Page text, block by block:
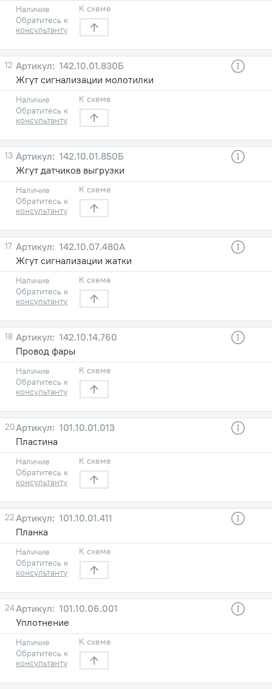
Наличие
Обратитесь к
консультанту
К схеме
12
142.10.01.830Б
Жгут сигнализации молотилки
Наличие
Обратитесь к
консультанту
К схеме
13
142.10.01.850Б
Жгут датчиков выгрузки
Наличие
Обратитесь к
консультанту
К схеме
17
142.10.07.480А
Жгут сигнализации жатки
Наличие
Обратитесь к
консультанту
К схеме
18
142.10.14.760
Провод фары
Наличие
Обратитесь к
консультанту
К схеме
20
101.10.01.013
Пластина
Наличие
Обратитесь к
консультанту
К схеме
22
101.10.01.411
Планка
Наличие
Обратитесь к
консультанту
К схеме
24
101.10.06.001
Уплотнение
Наличие
Обратитесь к
консультанту
К схеме